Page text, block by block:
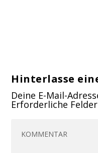
Hinterlasse
Deine E-Mail-
Erforderliche